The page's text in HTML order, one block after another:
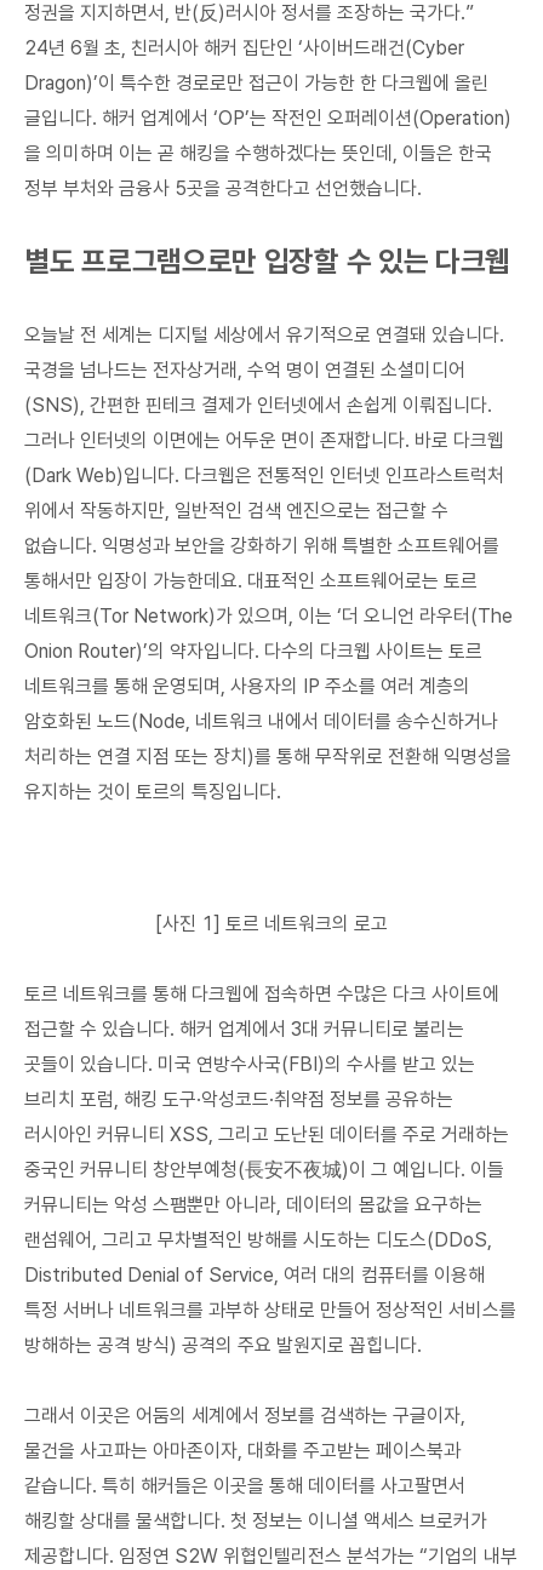
정권을 지지하면서, 반(反)러시아 정서를 조장하는 국가다.”
24년 6월 초, 친러시아 해커 집단인 ‘사이버드래건(Cyber
Dragon)’이 특수한 경로로만 접근이 가능한 한 다크웹에 올린
글입니다. 해커 업계에서 ‘OP’는 작전인 오퍼레이션(Operation)
을 의미하며 이는 곧 해킹을 수행하겠다는 뜻인데, 이들은 한국
정부 부처와 금융사 5곳을 공격한다고 선언했습니다.
별도 프로그램으로만 입장할 수 있는 다크웹
오늘날 전 세계는 디지털 세상에서 유기적으로 연결돼 있습니다.
국경을 넘나드는 전자상거래, 수억 명이 연결된 소셜미디어
(SNS), 간편한 핀테크 결제가 인터넷에서 손쉽게 이뤄집니다.
그러나 인터넷의 이면에는 어두운 면이 존재합니다. 바로 다크웹
(Dark Web)입니다. 다크웹은 전통적인 인터넷 인프라스트럭처
위에서 작동하지만, 일반적인 검색 엔진으로는 접근할 수
없습니다. 익명성과 보안을 강화하기 위해 특별한 소프트웨어를
통해서만 입장이 가능한데요. 대표적인 소프트웨어로는 토르
네트워크(Tor Network)가 있으며, 이는 ‘더 오니언 라우터(The
Onion Router)’의 약자입니다. 다수의 다크웹 사이트는 토르
네트워크를 통해 운영되며, 사용자의 IP 주소를 여러 계층의
암호화된 노드(Node, 네트워크 내에서 데이터를 송수신하거나
처리하는 연결 지점 또는 장치)를 통해 무작위로 전환해 익명성을
유지하는 것이 토르의 특징입니다.
[사진 1] 토르 네트워크의 로고
토르 네트워크를 통해 다크웹에 접속하면 수많은 다크 사이트에
접근할 수 있습니다. 해커 업계에서 3대 커뮤니티로 불리는
곳들이 있습니다. 미국 연방수사국(FBI)의 수사를 받고 있는
브리치 포럼, 해킹 도구·악성코드·취약점 정보를 공유하는
러시아인 커뮤니티 XSS, 그리고 도난된 데이터를 주로 거래하는
중국인 커뮤니티 창안부예청(長安不夜城)이 그 예입니다. 이들
커뮤니티는 악성 스팸뿐만 아니라, 데이터의 몸값을 요구하는
랜섬웨어, 그리고 무차별적인 방해를 시도하는 디도스(DDoS,
Distributed Denial of Service, 여러 대의 컴퓨터를 이용해
특정 서버나 네트워크를 과부하 상태로 만들어 정상적인 서비스를
방해하는 공격 방식) 공격의 주요 발원지로 꼽힙니다.
그래서 이곳은 어둠의 세계에서 정보를 검색하는 구글이자,
물건을 사고파는 아마존이자, 대화를 주고받는 페이스북과
같습니다. 특히 해커들은 이곳을 통해 데이터를 사고팔면서
해킹할 상대를 물색합니다. 첫 정보는 이니셜 액세스 브로커가
제공합니다. 임정연 S2W 위협인텔리전스 분석가는 “기업의 내부